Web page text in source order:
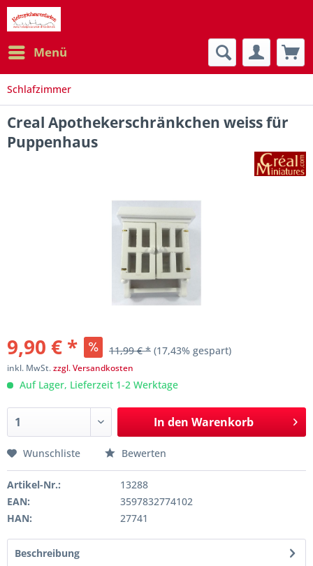
Menü
Schlafzimmer
Creal Apothekerschränkchen weiss für
Puppenhaus
9,90 € * 11,99 € * (17,43% gespart)
inkl. MwSt.zzgl. Versandkosten
Auf Lager, Lieferzeit 1-2 Werktage
In den Warenkorb
Wunschliste Bewerten
Artikel-Nr.:
13288
EAN:
3597832774102
HAN:
27741
Beschreibung